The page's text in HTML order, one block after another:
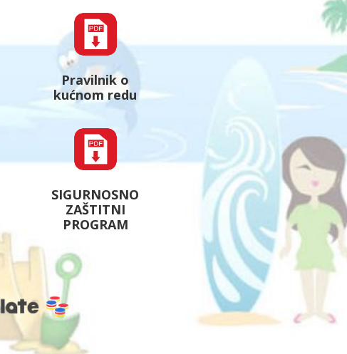
Pravilnik o
kućnom redu
SIGURNOSNO
ZAŠTITNI
PROGRAM